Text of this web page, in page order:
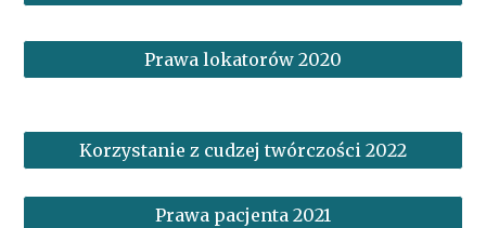
Prawa lokatorów 2020
Korzystanie z cudzej twórczości 2022
Prawa pacjenta 2021